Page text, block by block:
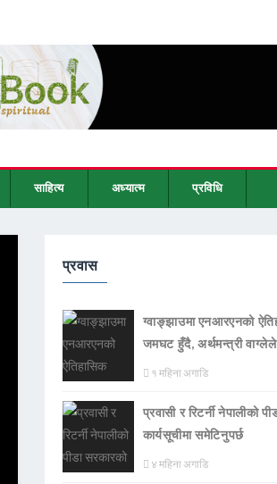
साहित्य अध्यात्म प्रविधि
प्रवास
ग्वाङ्झाउमा एनआरएनको
जमघट हुँदै, अर्थमन्त्री
१ महिना अगाडि
प्रवासी र रिटर्नी नेपालीको
कार्यसूचीमा समेटिनुपर्छ
४ महिना अगाडि